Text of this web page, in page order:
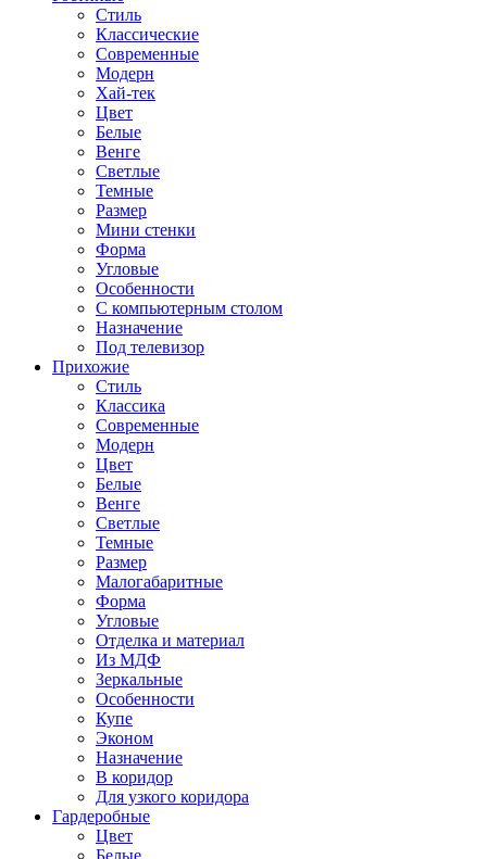
Стиль
Классические
Современные
Модерн
Хай-тек
Цвет
Белые
Венге
Светлые
Темные
Размер
Мини стенки
Форма
Угловые
Особенности
С компьютерным столом
Назначение
Под телевизор
Прихожие
Стиль
Классика
Современные
Модерн
Цвет
Белые
Венге
Светлые
Темные
Размер
Малогабаритные
Форма
Угловые
Отделка и материал
Из МДФ
Зеркальные
Особенности
Купе
Эконом
Назначение
В коридор
Для узкого коридора
Гардеробные
Цвет
Белые